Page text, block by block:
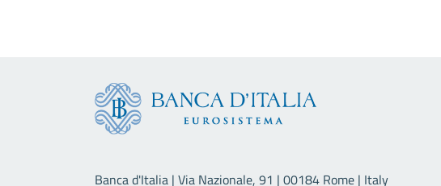
Banca d'Italia | Via Nazionale, 91 | 00184 Rome | Italy